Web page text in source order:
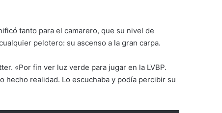
tanto para el camarero, que su nivel de
pelotero: su ascenso a la gran carpa.
«Por fin ver luz verde para jugar en la LVBP.
hecho realidad. Lo escuchaba y podía percibir su